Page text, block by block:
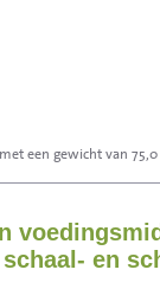
een gewicht van
en